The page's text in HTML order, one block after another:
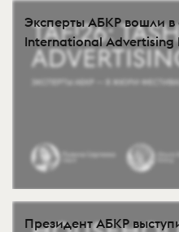
Эксперты АБКР вошли
International Advertising
Президент АБКР